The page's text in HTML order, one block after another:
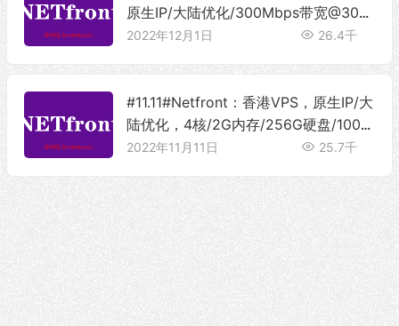
原生IP/大陆优化/300Mbps带宽@300
G流量，可选独享带宽无限流量
2022年12月1日 26.4千
#11.11#Netfront：香港VPS，原生IP/大
陆优化，4核/2G内存/256G硬盘/100M
bps独享带宽@无限流量
2022年11月11日 25.7千